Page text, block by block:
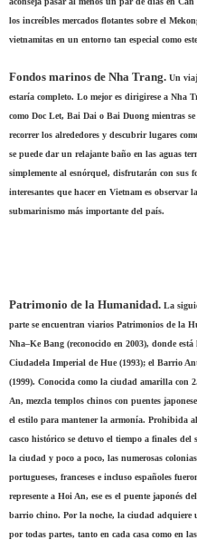
los increíbles mercados flotantes sobre el
vietnamitas en un entorno tan especial como
Fondos marinos de Nha Trang. Un
estaría completo. Lo mejor es dirigirese a Nha
como Doc Let, Bai Dai o Bai Duong mientras
recorrer los alrededores y descubrir lugares
se puede dar un relajante baño en las aguas
simplemente al esnórquel, disfrutarán con sus
interesantes que hacer en Vietnam es observar
submarinismo más importante del país.
Patrimonio de la Humanidad. La
parte se encuentran viarios Patrimonios de la
Nha–Ke Bang (reconocido en 2003), donde
Ciudadela Imperial de Hue (1993); el Barrio
(1999). Conocida como la ciudad amarilla con
An, mezcla templos chinos con puentes
el estilo para mantener la armonía. Prohibida
casco histórico se detuvo el tiempo a finales
la ciudad y poco a poco, las numerosas
portugueses, franceses e incluso españoles
represente a Hoi An, ese es el puente japonés
barrio chino. Por la noche, la ciudad adquiere
por todas partes, tanto en cada casa como en